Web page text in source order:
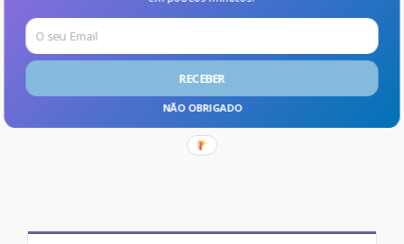
SITUAÇÕES TEMIDAS
RECEBER
NÃO OBRIGADO